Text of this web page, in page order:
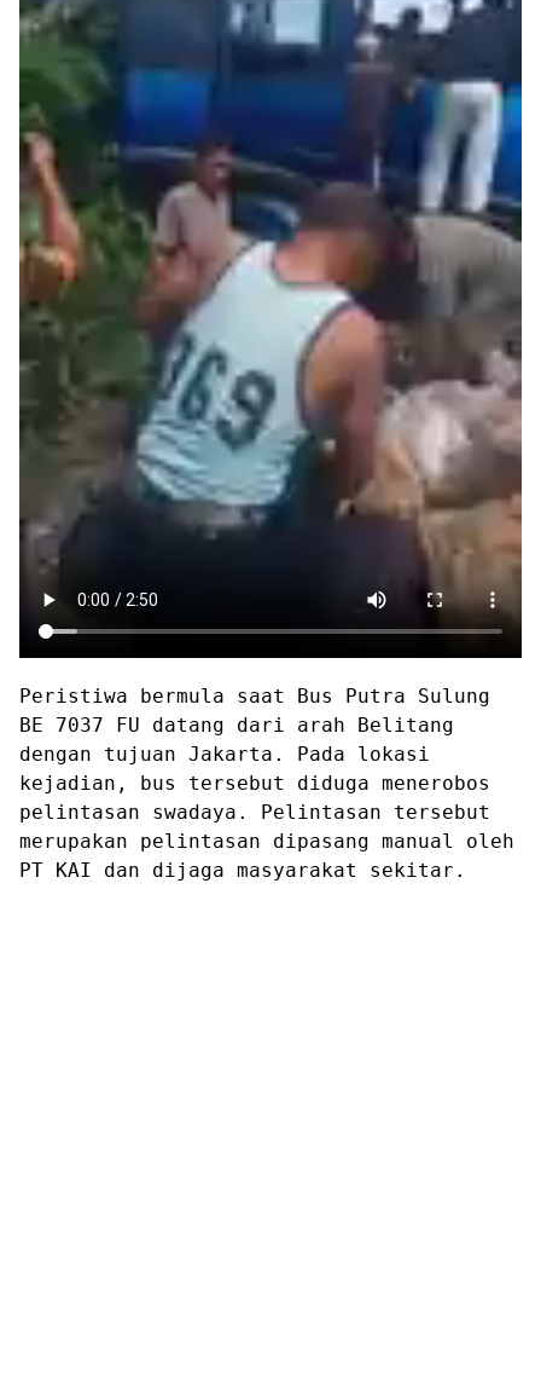
Peristiwa bermula saat Bus Putra Sulung
BE 7037 FU datang dari arah Belitang
dengan tujuan Jakarta. Pada lokasi
kejadian, bus tersebut diduga menerobos
pelintasan swadaya. Pelintasan tersebut
merupakan pelintasan dipasang manual oleh
PT KAI dan dijaga masyarakat sekitar.